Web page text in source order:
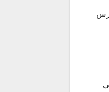
لاجئ في